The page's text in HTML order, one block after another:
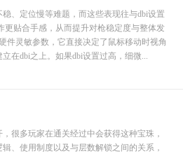
、定位慢等难题，而这些表现往与dbi设置
更贴合手感，从而提升对枪稳定度与整体发
件灵敏参数，它直接决定了鼠标移动时视角
在dbi之上。如果dbi设置过高，细微...
很多玩家在通关经过中会获得这种宝珠，
、使用制度以及与层数解锁之间的关系，